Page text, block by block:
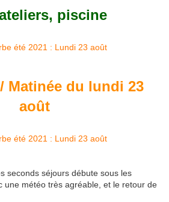
piscine
Matinée du lundi 23
août
seconds séjours débute sous les
une météo très agréable, et le retour de